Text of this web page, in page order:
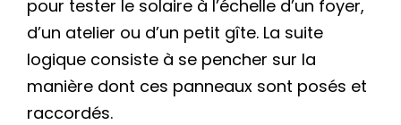
pour tester le solaire à l’échelle d’un foyer,
d’un atelier ou d’un petit gîte. La suite
logique consiste à se pencher sur la
manière dont ces panneaux sont posés et
raccordés.